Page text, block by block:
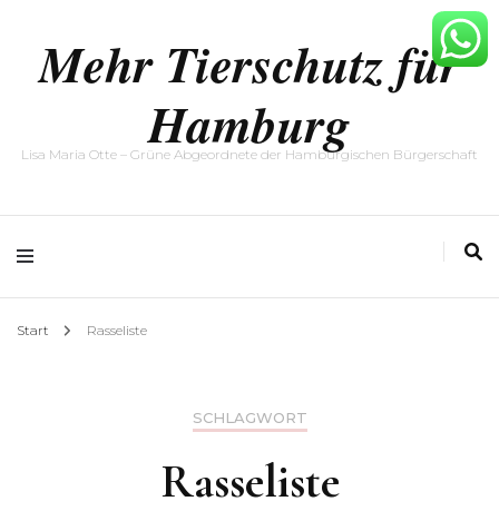
Mehr Tierschutz für
Hamburg
Lisa Maria Otte – Grüne Abgeordnete der Hamburgischen Bürgerschaft
Start Rasseliste
SCHLAGWORT
Rasseliste